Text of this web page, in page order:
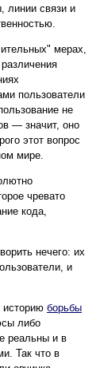
линии связи и
мерах,
пользователи
не
— значит, оно
этот вопрос
мире.
чревато
кода,
нечего: их
и
историю борьбы
либо
реальны и в
Так что в